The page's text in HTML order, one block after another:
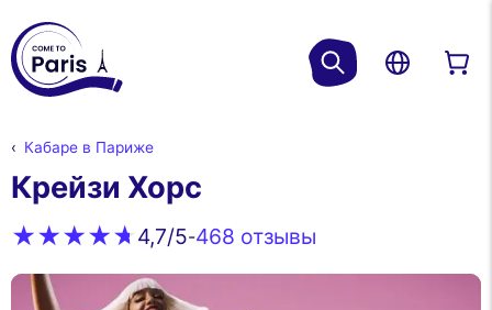
Кабаре в Париже
Крейзи Хорс
4,7/5-468 oтзывы